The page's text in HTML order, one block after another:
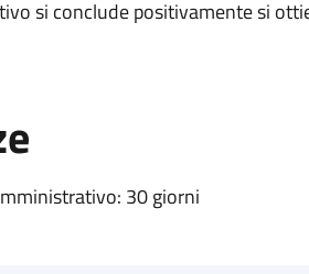
si conclude positivamente si
30 giorni